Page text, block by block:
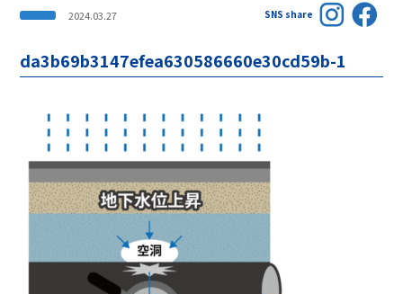
2024.03.27 SNS share
da3b69b3147efea630586660e30cd59b-1